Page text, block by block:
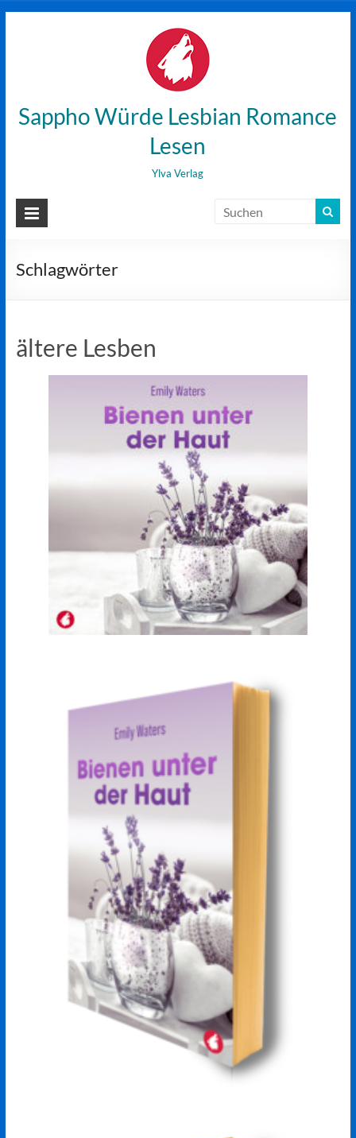
Sappho Würde Lesbian Romance
Lesen
Ylva Verlag
Schlagwörter
ältere Lesben